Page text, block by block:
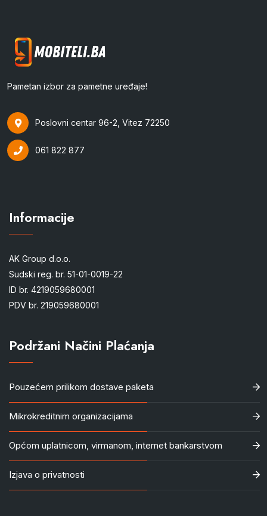
Pametan izbor za pametne uređaje!
Poslovni centar 96-2, Vitez 72250
061 822 877
Informacije
AK Group d.o.o.
Sudski reg. br. 51-01-0019-22
ID br. 4219059680001
PDV br. 219059680001
Podržani Načini Plaćanja
Pouzećem prilikom dostave paketa
Mikrokreditnim organizacijama
Općom uplatnicom, virmanom, internet bankarstvom
Izjava o privatnosti